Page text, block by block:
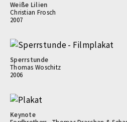
Weiße Lilien
Christian Frosch
2007
Sperrstunde
Thomas Woschitz
2006
Keynote